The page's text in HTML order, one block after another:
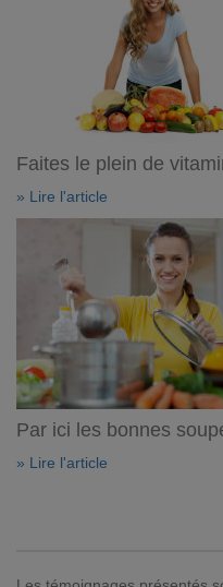
Faites le plein de
» Lire l'article
Par ici les bonnes
» Lire l'article